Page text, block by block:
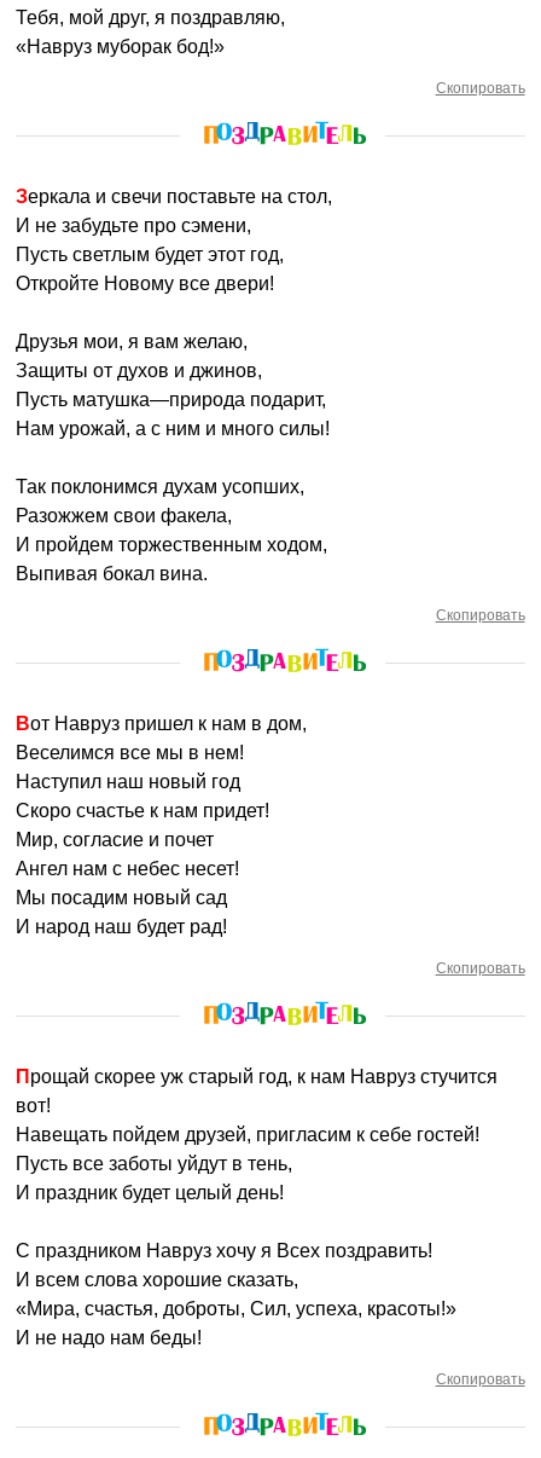
Тебя, мой друг, я поздравляю,
«Навруз муборак бод!»
Скопировать
Зеркала и свечи поставьте на стол,
И не забудьте про сэмени,
Пусть светлым будет этот год,
Откройте Новому все двери!
Друзья мои, я вам желаю,
Защиты от духов и джинов,
Пусть матушка—природа подарит,
Нам урожай, а с ним и много силы!
Так поклонимся духам усопших,
Разожжем свои факела,
И пройдем торжественным ходом,
Выпивая бокал вина.
Скопировать
Вот Навруз пришел к нам в дом,
Веселимся все мы в нем!
Наступил наш новый год
Скоро счастье к нам придет!
Мир, согласие и почет
Ангел нам с небес несет!
Мы посадим новый сад
И народ наш будет рад!
Скопировать
Прощай скорее уж старый год, к нам Навруз стучится
вот!
Навещать пойдем друзей, пригласим к себе гостей!
Пусть все заботы уйдут в тень,
И праздник будет целый день!
С праздником Навруз хочу я Всех поздравить!
И всем слова хорошие сказать,
«Мира, счастья, доброты, Сил, успеха, красоты!»
И не надо нам беды!
Скопировать